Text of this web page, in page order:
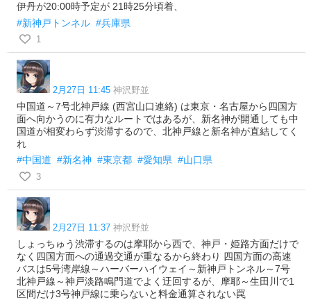
伊丹が20:00時予定が 21時25分頃着、
#新神戸トンネル #兵庫県
1
2月27日 11:45 神沢野並
中国道～7号北神戸線 (西宮山口連絡) は東京・名古屋から四国方
面へ向かうのに有力なルートではあるが、新名神が開通しても中
国道が相変わらず渋滞するので、北神戸線と新名神が直結してく
れ
#中国道 #新名神 #東京都 #愛知県 #山口県
3
2月27日 11:37 神沢野並
しょっちゅう渋滞するのは摩耶から西で、神戸・姫路方面だけで
なく四国方面への通過交通が重なるから終わり 四国方面の高速
バスは5号湾岸線～ハーバーハイウェイ～新神戸トンネル～7号
北神戸線～神戸淡路鳴門道でよく迂回するが、摩耶～生田川で1
区間だけ3号神戸線に乗らないと料金通算されない罠